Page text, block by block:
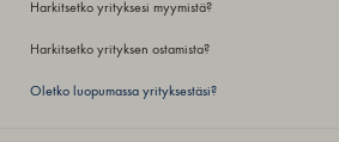
Harkitsetko yrityksesi myymistä?
Harkitsetko yrityksen ostamista?
Oletko luopumassa yrityksestäsi?